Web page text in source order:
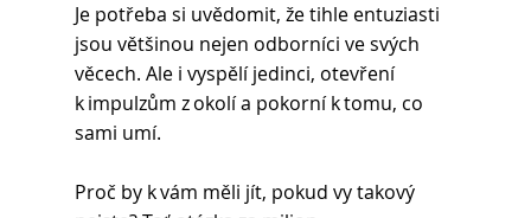
Je potřeba si uvědomit, že tihle entuziasti
jsou většinou nejen odborníci ve svých
věcech. Ale i vyspělí jedinci, otevření
k impulzům z okolí a pokorní k tomu, co
sami umí.
Proč by k vám měli jít, pokud vy takový